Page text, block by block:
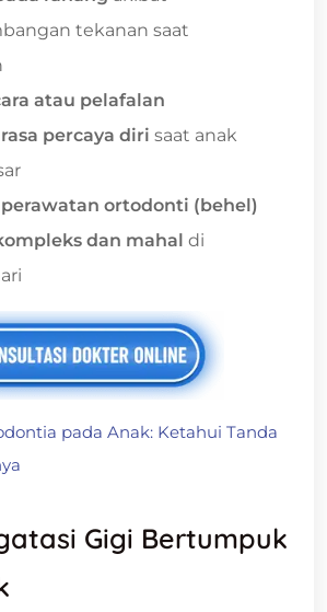
tekanan saat
atau pelafalan
percaya diri saat anak
ortodonti (behel)
dan mahal di
pada Anak: Ketahui Tanda
Gigi Bertumpuk